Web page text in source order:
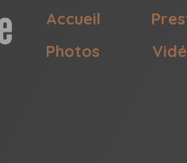
Accueil
Photos